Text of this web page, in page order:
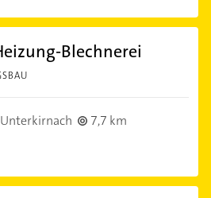
Blechnerei
7,7 km